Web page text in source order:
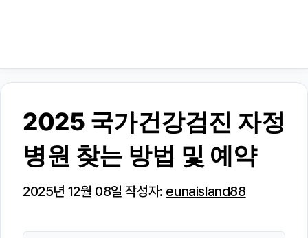
2025 국가건강검진 자정
병원 찾는 방법 및 예약
2025년 12월 08일 작성자: eunaisland88